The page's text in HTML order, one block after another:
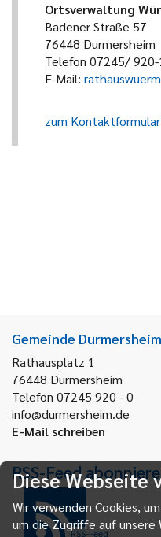
Ortsverwaltung
Badener Straße 57
76448 Durmersheim
Telefon 07245/
E-Mail:
zum Kontaktformular
Gemeinde Durmersheim
Rathausplatz 1
76448 Durmersheim
Telefon 07245 920 - 0
info@durmersheim.de
E-Mail schreiben
RSS-Feed
RSS-Feed
Diese Webseite
Wir verwenden Cookies,
um die Zugriffe auf unsere